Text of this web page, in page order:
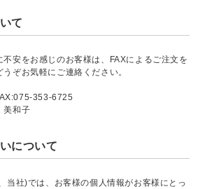
て
安をお感じのお客様は、FAXによるご注文を
ぞお気軽にご連絡ください。
353-6725
美和子
について
当社)では、お客様の個人情報がお客様にとっ